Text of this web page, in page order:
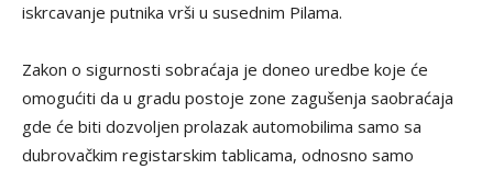
iskrcavanje putnika vrši u susednim Pilama.
Zakon o sigurnosti sobraćaja je doneo uredbe koje će
omogućiti da u gradu postoje zone zagušenja saobraćaja
gde će biti dozvoljen prolazak automobilima samo sa
dubrovačkim registarskim tablicama, odnosno samo